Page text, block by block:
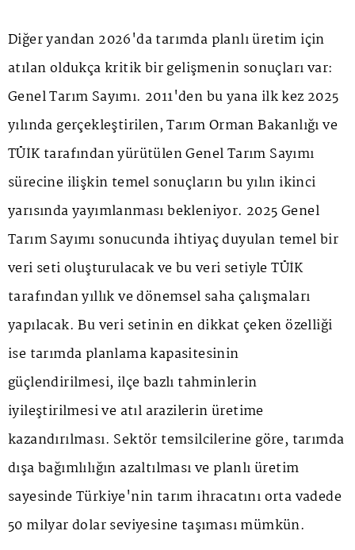
Diğer yandan 2026'da tarımda planlı üretim için
atılan oldukça kritik bir gelişmenin sonuçları var:
Genel Tarım Sayımı. 2011'den bu yana ilk kez 2025
yılında gerçekleştirilen, Tarım Orman Bakanlığı ve
TÜİK tarafından yürütülen Genel Tarım Sayımı
sürecine ilişkin temel sonuçların bu yılın ikinci
yarısında yayımlanması bekleniyor. 2025 Genel
Tarım Sayımı sonucunda ihtiyaç duyulan temel bir
veri seti oluşturulacak ve bu veri setiyle TÜİK
tarafından yıllık ve dönemsel saha çalışmaları
yapılacak. Bu veri setinin en dikkat çeken özelliği
ise tarımda planlama kapasitesinin
güçlendirilmesi, ilçe bazlı tahminlerin
iyileştirilmesi ve atıl arazilerin üretime
kazandırılması. Sektör temsilcilerine göre, tarımda
dışa bağımlılığın azaltılması ve planlı üretim
sayesinde Türkiye'nin tarım ihracatını orta vadede
50 milyar dolar seviyesine taşıması mümkün.